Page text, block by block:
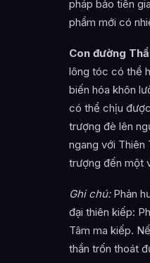
pháp bảo tiên
phẩm mới có
Con đường
lông tóc có thể
biến hóa khôn
có thể chịu
trượng đè lên
ngang với Thiên
trượng đến một
Ghi chú:Phản
đại thiên kiếp:
Tâm ma kiếp.
thần trốn thoát